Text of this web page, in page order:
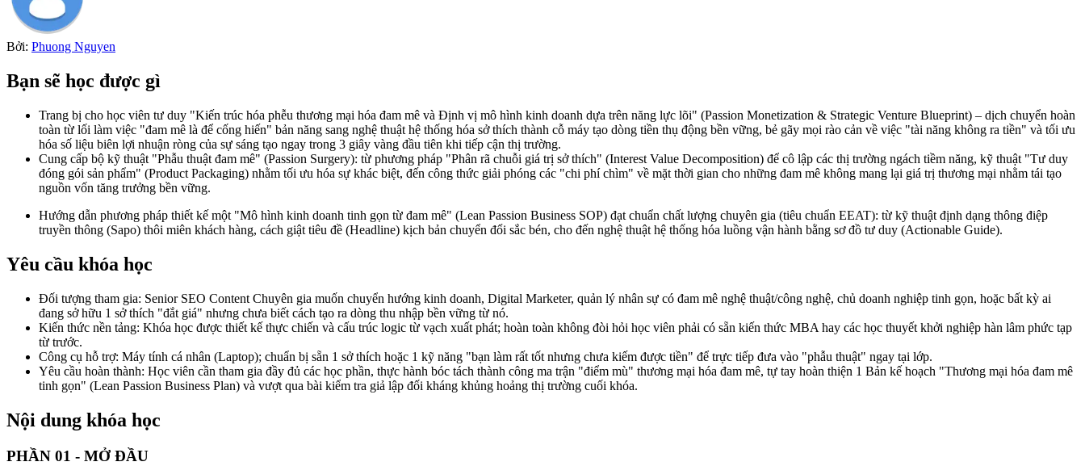
Bởi: Phuong Nguyen
Bạn sẽ học được gì
Trang bị cho học viên tư duy "Kiến trúc hóa phễu thương mại hóa đam mê và Định vị mô hình kinh doanh dựa trên năng lực lõi" (Passion Monetization & Strategic Venture Blueprint) – dịch chuyển hoàn
toàn từ lối làm việc "đam mê là để cống hiến" bản năng sang nghệ thuật hệ thống hóa sở thích thành cỗ máy tạo dòng tiền thụ động bền vững, bẻ gãy mọi rào cản về việc "tài năng không ra tiền" và tối ưu
hóa số liệu biên lợi nhuận ròng của sự sáng tạo ngay trong 3 giây vàng đầu tiên khi tiếp cận thị trường.
Cung cấp bộ kỹ thuật "Phẫu thuật đam mê" (Passion Surgery): từ phương pháp "Phân rã chuỗi giá trị sở thích" (Interest Value Decomposition) để cô lập các thị trường ngách tiềm năng, kỹ thuật "Tư duy
đóng gói sản phẩm" (Product Packaging) nhằm tối ưu hóa sự khác biệt, đến công thức giải phóng các "chi phí chìm" về mặt thời gian cho những đam mê không mang lại giá trị thương mại nhằm tái tạo
nguồn vốn tăng trưởng bền vững.
Hướng dẫn phương pháp thiết kế một "Mô hình kinh doanh tinh gọn từ đam mê" (Lean Passion Business SOP) đạt chuẩn chất lượng chuyên gia (tiêu chuẩn EEAT): từ kỹ thuật định dạng thông điệp
truyền thông (Sapo) thôi miên khách hàng, cách giật tiêu đề (Headline) kịch bản chuyển đổi sắc bén, cho đến nghệ thuật hệ thống hóa luồng vận hành bằng sơ đồ tư duy (Actionable Guide).
Yêu cầu khóa học
Đối tượng tham gia: Senior SEO Content Chuyên gia muốn chuyển hướng kinh doanh, Digital Marketer, quản lý nhân sự có đam mê nghệ thuật/công nghệ, chủ doanh nghiệp tinh gọn, hoặc bất kỳ ai
đang sở hữu 1 sở thích "đắt giá" nhưng chưa biết cách tạo ra dòng thu nhập bền vững từ nó.
Kiến thức nền tảng: Khóa học được thiết kế thực chiến và cấu trúc logic từ vạch xuất phát; hoàn toàn không đòi hỏi học viên phải có sẵn kiến thức MBA hay các học thuyết khởi nghiệp hàn lâm phức tạp
từ trước.
Công cụ hỗ trợ: Máy tính cá nhân (Laptop); chuẩn bị sẵn 1 sở thích hoặc 1 kỹ năng "bạn làm rất tốt nhưng chưa kiếm được tiền" để trực tiếp đưa vào "phẫu thuật" ngay tại lớp.
Yêu cầu hoàn thành: Học viên cần tham gia đầy đủ các học phần, thực hành bóc tách thành công ma trận "điểm mù" thương mại hóa đam mê, tự tay hoàn thiện 1 Bản kế hoạch "Thương mại hóa đam mê
tinh gọn" (Lean Passion Business Plan) và vượt qua bài kiểm tra giả lập đối kháng khủng hoảng thị trường cuối khóa.
Nội dung khóa học
PHẦN 01 - MỞ ĐẦU